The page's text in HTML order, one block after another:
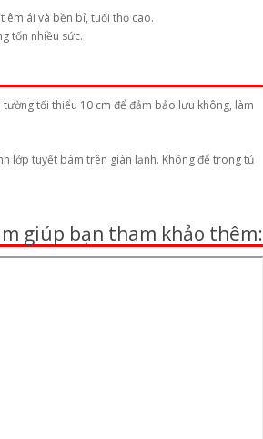
êm ái và bền bỉ, tuổi thọ cao.
tốn nhiều sức.
tối thiểu 10 cm để đảm bảo lưu không, làm
lớp tuyết bám trên giàn lạnh. Không để trong tủ
giúp bạn tham khảo thêm: